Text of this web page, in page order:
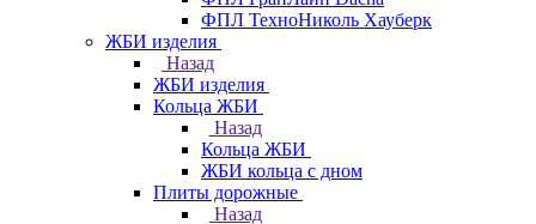
ФПЛ ТехноНиколь Хауберк
ЖБИ изделия
Назад
ЖБИ изделия
Кольца ЖБИ
Назад
Кольца ЖБИ
ЖБИ кольца с дном
Плиты дорожные
Назад